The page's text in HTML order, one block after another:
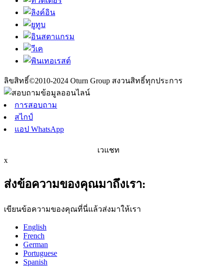
ลิขสิทธิ์©2010-2024 Oturn Group สงวนสิทธิ์ทุกประการ
การสอบถาม
สไกป์
แอป WhatsApp
เวแชท
x
ส่งข้อความของคุณมาถึงเรา:
เขียนข้อความของคุณที่นี่แล้วส่งมาให้เรา
English
French
German
Portuguese
Spanish